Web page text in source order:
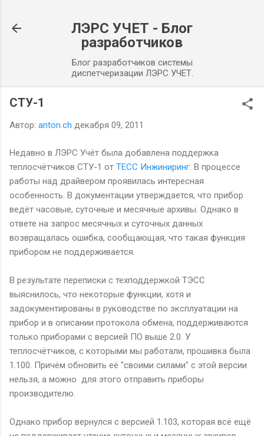
ЛЭРС УЧЕТ - Блог
разработчиков
Блог разработчиков системы
диспетчеризации ЛЭРС УЧЕТ.
СТУ-1
Автор: anton.ch декабря 09, 2011
Недавно в ЛЭРС Учёт была добавлена поддержка
теплосчётчиков СТУ-1 от ТЕСС Инжиниринг . В процессе
работы над драйвером проявилась интересная
особенность. В документации утверждается, что прибор
ведёт часовые, суточные и месячные архивы. Однако в
ответе на запрос месячных и суточных данных
возвращалась ошибка, сообщающая, что такая функция
прибором не поддерживается.
В результате переписки с техподдержкой ТЭСС
выяснилось, что некоторые функции, хотя и
задокументированы в руководстве по эксплуатации на
прибор и в описании протокола обмена, поддерживаются
только приборами с версией ПО выше 2.0. У
теплосчётчиков, с которыми мы работали, прошивка была
1.100. Причём обновить её "своими силами" с этой версии
нельзя, а можно для этого отправить приборы
производителю.
Однако прибор вернулся с версией 1.103, которая всё ещё